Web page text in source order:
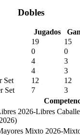
Dobles
Jugados
19 15
0 0
4 3
4 3
Set
12 12
Set
7 3
2026-Libres
Mixto 2026-